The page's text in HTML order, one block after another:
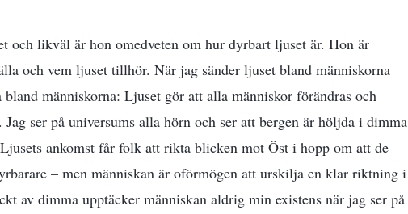
och likväl är hon omedveten om hur dyrbart ljuset är. Hon är
och vem ljuset tillhör. När jag sänder ljuset bland människorna
bland människorna: Ljuset gör att alla människor förändras och
ser på universums alla hörn och ser att bergen är höljda i dimma
ankomst får folk att rikta blicken mot Öst i hopp om att de
– men människan är oförmögen att urskilja en klar riktning i
av dimma upptäcker människan aldrig min existens när jag ser på